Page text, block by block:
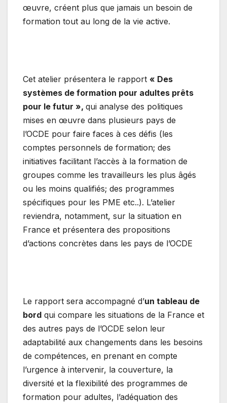
œuvre, créent plus que jamais un besoin de
formation tout au long de la vie active.
Cet atelier présentera le rapport « Des
systèmes de formation pour adultes prêts
pour le futur », qui analyse des politiques
mises en œuvre dans plusieurs pays de
l’OCDE pour faire faces à ces défis (les
comptes personnels de formation; des
initiatives facilitant l’accès à la formation de
groupes comme les travailleurs les plus âgés
ou les moins qualifiés; des programmes
spécifiques pour les PME etc..). L’atelier
reviendra, notamment, sur la situation en
France et présentera des propositions
d’actions concrètes dans les pays de l’OCDE
Le rapport sera accompagné d’un tableau de
bord qui compare les situations de la France et
des autres pays de l’OCDE selon leur
adaptabilité aux changements dans les besoins
de compétences, en prenant en compte
l’urgence à intervenir, la couverture, la
diversité et la flexibilité des programmes de
formation pour adultes, l’adéquation des